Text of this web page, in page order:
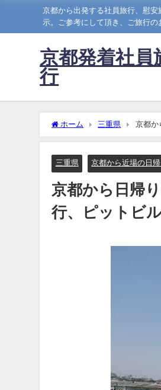
京都から出発する社員旅行、慰
示。ご参考にして頂き、ご旅行の
京都発着社員
行
ホーム 三重県 京都
三重県 京都から近場の日
京都から日帰
行、ピットビ